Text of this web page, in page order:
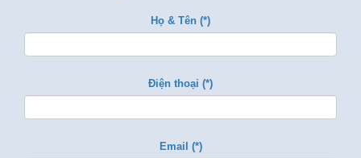
Họ & Tên (*)
Điện thoại (*)
Email (*)